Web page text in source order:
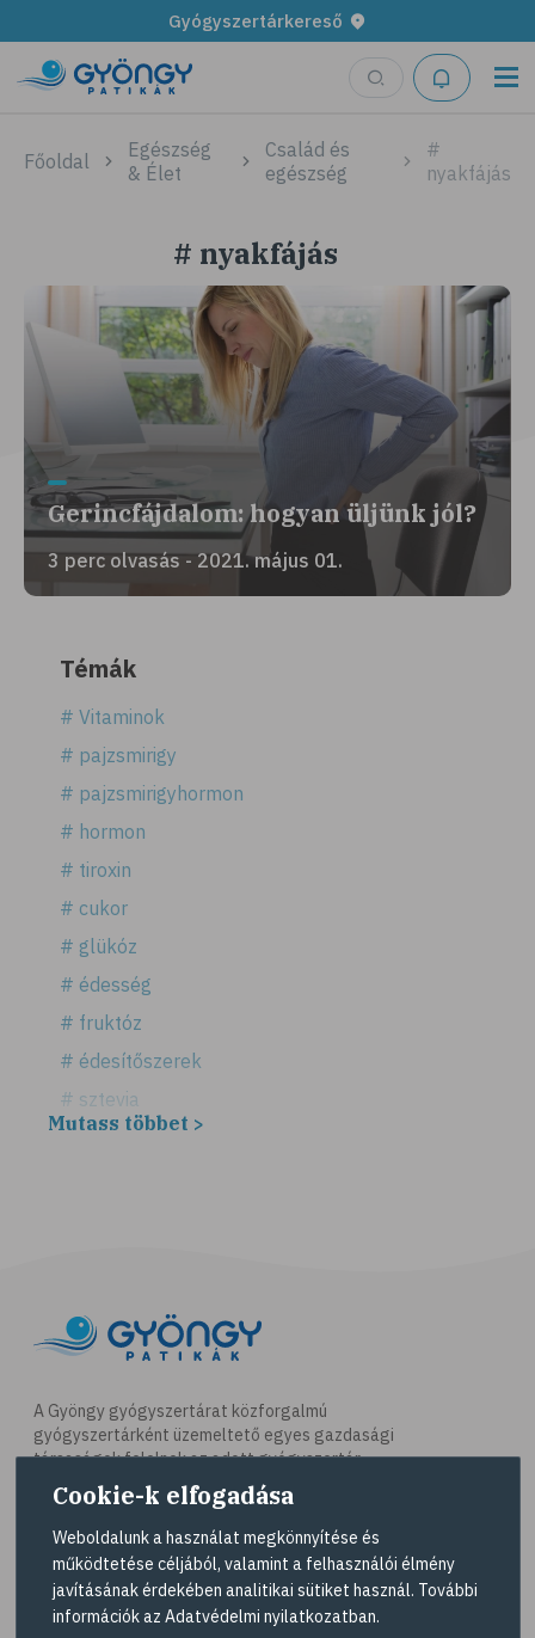
Gyógyszertárkereső
Főoldal
Egészség
& Élet
Család és
egészség
#
nyakfájás
# nyakfájás
Gerincfájdalom: hogyan üljünk jól?
3 perc olvasás - 2021. május 01.
Témák
# Vitaminok
# pajzsmirigy
# pajzsmirigyhormon
# hormon
# tiroxin
# cukor
# glükóz
# édesség
# fruktóz
# édesítőszerek
# sztevia
# fogadalom
# célkitűzés
# étkezési napló
# hal
# egészséges táplálkozás
# omega-3
# A-vitamin
# ásványi anyagok
Mutass többet >
A Gyöngy gyógyszertárat közforgalmú
gyógyszertárként üzemeltető egyes gazdasági
társaságok felelnek az adott gyógyszertár
működésért. A Gyöngy gyógyszertárak listáját és
elérhetőségeit a Gyógyszertár kereső
tekintheti meg.
Navigáció
Cookie-k elfogadása
Weboldalunk a használat megkönnyítése és
működtetése céljából, valamint a felhasználói élmény
javításának érdekében analitikai sütiket használ. További
információk az Adatvédelmi nyilatkozatban.